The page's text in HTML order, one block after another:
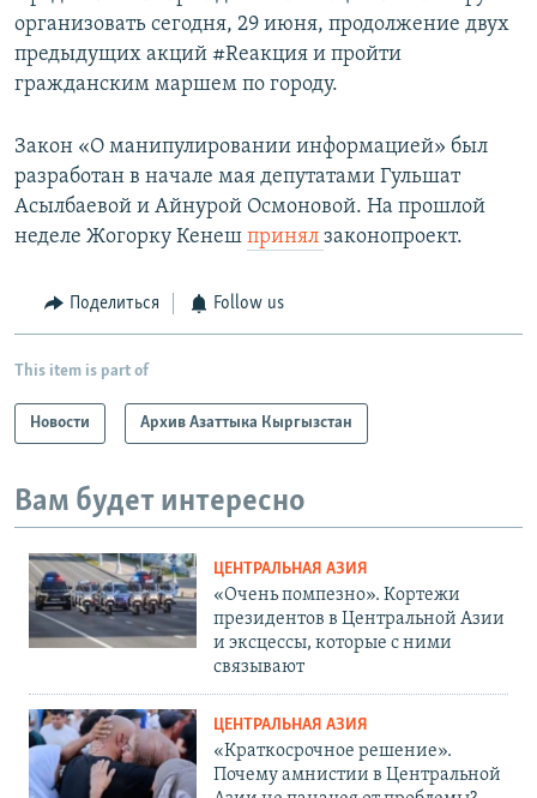
организовать сегодня, 29 июня, продолжение двух
предыдущих акций #Rеакция и пройти
гражданским маршем по городу.
Закон «О манипулировании информацией» был
разработан в начале мая депутатами Гульшат
Асылбаевой и Айнурой Осмоновой. На прошлой
неделе Жогорку Кенеш принял законопроект.
Поделиться Follow us
This item is part of
Новости Архив Азаттыка Кыргызстан
Вам будет интересно
ЦЕНТРАЛЬНАЯ АЗИЯ
«Очень помпезно». Кортежи
президентов в Центральной Азии
и эксцессы, которые с ними
связывают
ЦЕНТРАЛЬНАЯ АЗИЯ
«Краткосрочное решение».
Почему амнистии в Центральной